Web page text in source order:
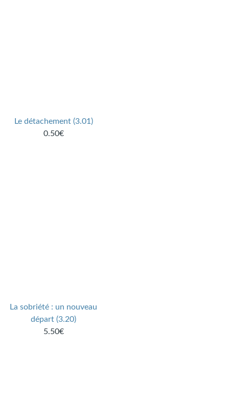
Le détachement (3.01)
0.50€
La sobriété : un nouveau
départ (3.20)
5.50€